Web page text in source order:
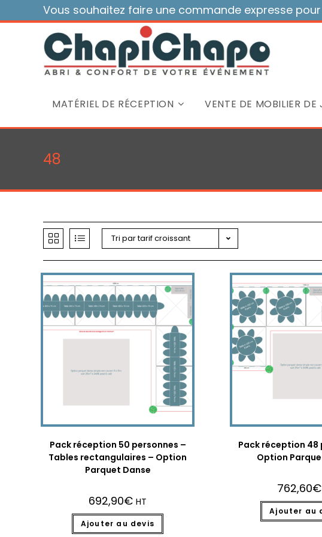
to
Vous souhaitez faire une commande expresse pour
MATÉRIEL DE RÉCEPTION VENTE DE MOBILIER
48
Tri par tarif croissant
Pack réception 50 personnes –
Tables rectangulaires – Option
Parquet Danse
692,90€ HT
Ajouter au devis
Pack réception 48
Option
762,60€
Ajouter au